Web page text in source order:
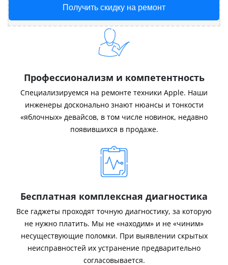
Получить скидку на ремонт
Профессионализм и компетентность
Специализируемся на ремонте техники Apple. Наши
инженеры досконально знают нюансы и тонкости
«яблочных» девайсов, в том числе новинок, недавно
появившихся в продаже.
Бесплатная комплексная диагностика
Все гаджеты проходят точную диагностику, за которую
не нужно платить. Мы не «находим» и не «чиним»
несуществующие поломки. При выявлении скрытых
неисправностей их устранение предварительно
согласовывается.